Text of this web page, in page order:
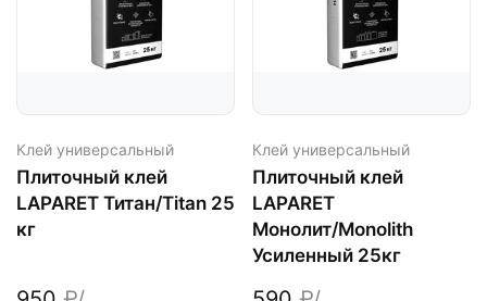
Клей универсальный
Плиточный клей
LAPARET Титан/Titan 25
кг
Клей универсальный
Плиточный клей
LAPARET
Монолит/Monolith
Усиленный 25кг